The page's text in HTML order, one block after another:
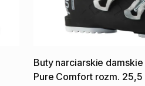
Buty narciarskie damskie
Pure Comfort rozm. 25​,​5